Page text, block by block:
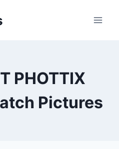
PHOTTIX
Pictures